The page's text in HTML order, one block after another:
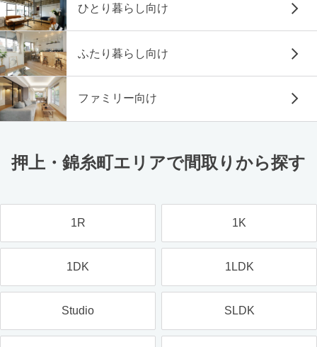
ひとり暮らし向け
ふたり暮らし向け
ファミリー向け
押上・錦糸町エリアで間取りから探す
1R 1K
1DK 1LDK
Studio SLDK